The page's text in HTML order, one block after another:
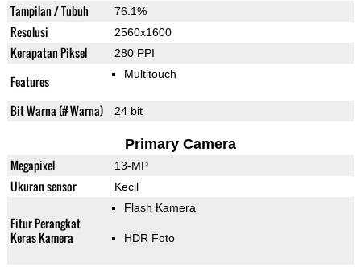
Tampilan / Tubuh 76.1%
Resolusi 2560x1600
Kerapatan Piksel 280 PPI
Features Multitouch
Bit Warna (# Warna) 24 bit
Primary Camera
Megapixel 13-MP
Ukuran sensor Kecil
Fitur Perangkat
Keras Kamera
Flash Kamera
HDR Foto